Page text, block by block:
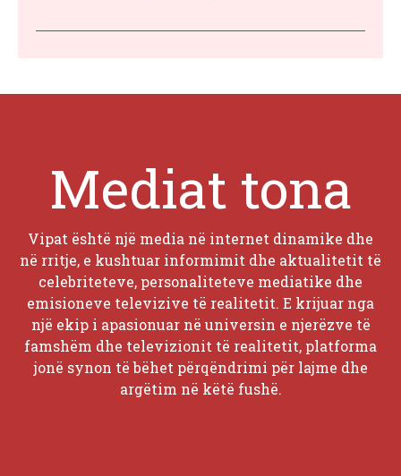
Mediat tona
Vipat është një media në internet dinamike dhe
në rritje, e kushtuar informimit dhe aktualitetit të
celebriteteve, personaliteteve mediatike dhe
emisioneve televizive të realitetit. E krijuar nga
një ekip i apasionuar në universin e njerëzve të
famshëm dhe televizionit të realitetit, platforma
jonë synon të bëhet përqëndrimi për lajme dhe
argëtim në këtë fushë.